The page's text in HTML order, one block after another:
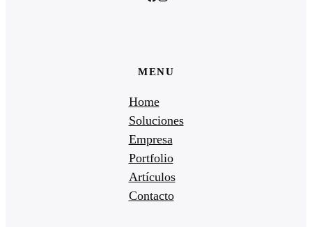
MENU
Home
Soluciones
Empresa
Portfolio
Artículos
Contacto